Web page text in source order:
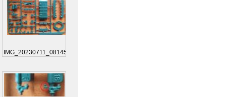
IMG_20230711_081453